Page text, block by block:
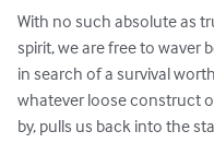
With no such absolute as
spirit, we are free to waver
in search of a survival
whatever loose construct
by, pulls us back into the